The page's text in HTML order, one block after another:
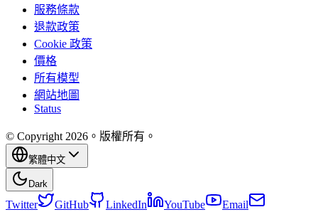
服務條款
退款政策
Cookie 政策
價格
所有模型
網站地圖
Status
© Copyright 2026。版權所有。
繁體中文
Dark
Twitter GitHub LinkedIn YouTube Email